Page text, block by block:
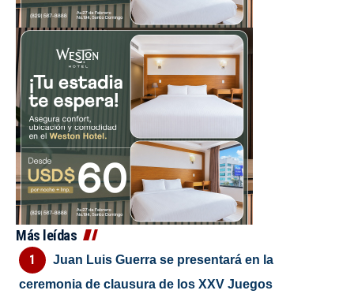
Más leídas
Juan Luis Guerra se presentará en la
ceremonia de clausura de los XXV Juegos